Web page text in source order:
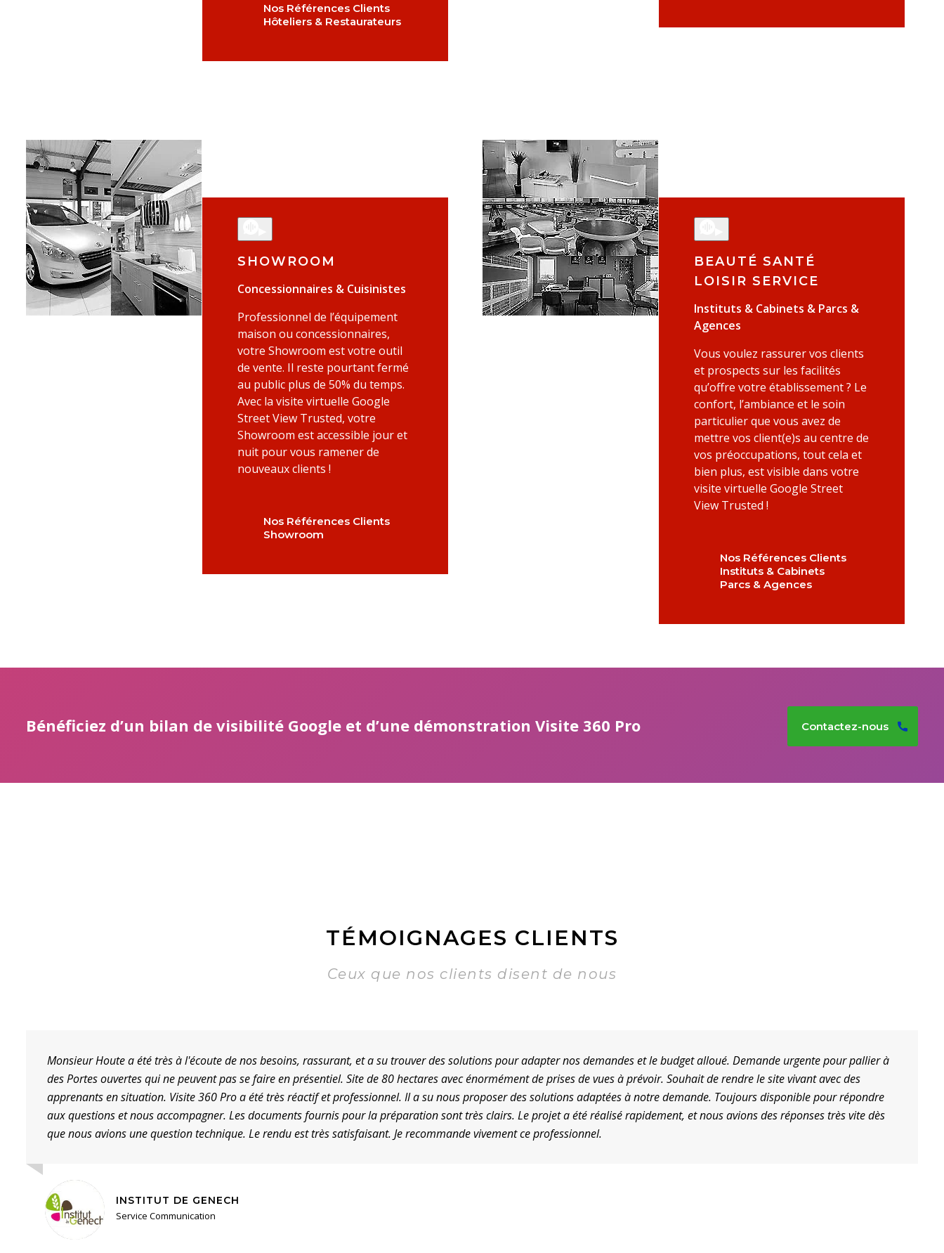
Nos Références Clients
Hôteliers & Restaurateurs
SHOWROOM
Concessionnaires & Cuisinistes
Professionnel de l’équipement
maison ou concessionnaires,
votre Showroom est votre outil
de vente. Il reste pourtant fermé
au public plus de 50% du temps.
Avec la visite virtuelle Google
Street View Trusted, votre
Showroom est accessible jour et
nuit pour vous ramener de
nouveaux clients !
Nos Références Clients
Showroom
BEAUTÉ SANTÉ
LOISIR SERVICE
Instituts & Cabinets & Parcs &
Agences
Vous voulez rassurer vos clients
et prospects sur les facilités
qu’offre votre établissement ? Le
confort, l’ambiance et le soin
particulier que vous avez de
mettre vos client(e)s au centre de
vos préoccupations, tout cela et
bien plus, est visible dans votre
visite virtuelle Google Street
View Trusted !
Nos Références Clients
Instituts & Cabinets
Parcs & Agences
Bénéficiez d’un bilan de visibilité Google et d’une démonstration Visite 360 Pro Contactez-nous
TÉMOIGNAGES CLIENTS
Ceux que nos clients disent de nous
Houte a été très à l'écoute de nos besoins, rassurant, et a su trouver des solutions pour adapter nos demandes et le budget alloué. Demande urgente pour pallier à
Portes ouvertes qui ne peuvent pas se faire en présentiel. Site de 80 hectares avec énormément de prises de vues à prévoir. Souhait de rendre le site vivant avec des
en situation. Visite 360 Pro a été très réactif et professionnel. Il a su nous proposer des solutions adaptées à notre demande. Toujours disponible pour répondre
questions et nous accompagner. Les documents fournis pour la préparation sont très clairs. Le projet a été réalisé rapidement, et nous avions des réponses très vite dès
nous avions une question technique. Le rendu est très satisfaisant. Je recommande vivement ce professionnel.
INSTITUT DE GENECH
Service Communication